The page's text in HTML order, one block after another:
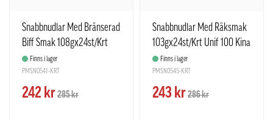
Snabbnudlar Med Bränserad
Biff Smak 108gx24st/Krt
Unif 100 Kina
Finns i lager
PMSN0541-KRT
242 kr285 kr
Snabbnudlar Med Räksmak
103gx24st/Krt Unif 100 Kina
Finns i lager
PMSN0545-KRT
243 kr286 kr